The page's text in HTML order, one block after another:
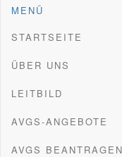
HAMBURG |
Orientierung &
MENÜ
STARTSEITE
ÜBER UNS
LEITBILD
AVGS-ANGEBOTE
AVGS BEANTRAGEN